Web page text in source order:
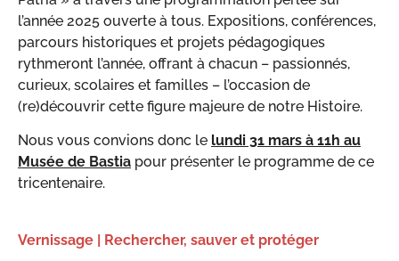
l’année 2025 ouverte à tous. Expositions, conférences,
parcours historiques et projets pédagogiques
rythmeront l’année, offrant à chacun – passionnés,
curieux, scolaires et familles – l’occasion de
(re)découvrir cette figure majeure de notre Histoire.
Nous vous convions donc le lundi 31 mars à 11h au
Musée de Bastia pour présenter le programme de ce
tricentenaire.
Vernissage | Rechercher, sauver et protéger